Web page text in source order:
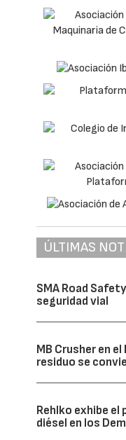
ÚLTIMAS
SMA Road
seguridad vial
MB Crusher en
residuo se
Rehlko exhibe
diésel en los